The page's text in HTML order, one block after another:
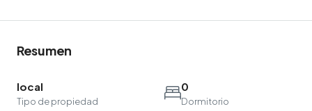
Resumen
local
Tipo de propiedad
0
Dormitorio